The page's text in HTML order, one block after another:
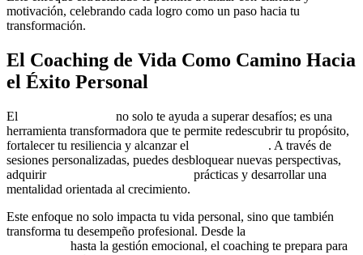
motivación, celebrando cada logro como un paso hacia tu
transformación.
El Coaching de Vida Como Camino Hacia
el Éxito Personal
El
no solo te ayuda a superar desafíos; es una
herramienta transformadora que te permite redescubrir tu propósito,
fortalecer tu resiliencia y alcanzar el
. A través de
sesiones personalizadas, puedes desbloquear nuevas perspectivas,
adquirir
prácticas y desarrollar una
mentalidad orientada al crecimiento.
Este enfoque no solo impacta tu vida personal, sino que también
transforma tu desempeño profesional. Desde la
hasta la gestión emocional, el coaching te prepara para